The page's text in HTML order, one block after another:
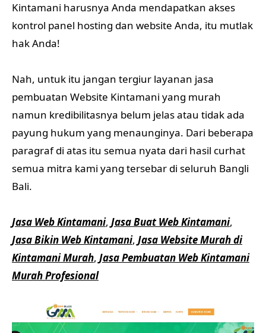
Kintamani harusnya Anda mendapatkan akses
kontrol panel hosting dan website Anda, itu mutlak
hak Anda!
Nah, untuk itu jangan tergiur layanan jasa
pembuatan Website Kintamani yang murah
namun kredibilitasnya belum jelas atau tidak ada
payung hukum yang menaunginya. Dari beberapa
paragraf di atas itu semua nyata dari hasil curhat
semua mitra kami yang tersebar di seluruh Bangli
Bali.
Jasa Web Kintamani, Jasa Buat Web Kintamani,
Jasa Bikin Web Kintamani, Jasa Website Murah di
Kintamani Murah, Jasa Pembuatan Web Kintamani
Murah Profesional